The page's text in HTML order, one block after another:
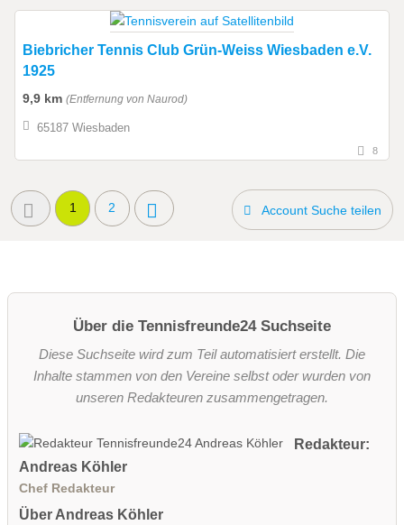
Biebricher Tennis Club Grün-Weiss Wiesbaden e.V.
1925
9,9 km (Entfernung von Naurod)
65187 Wiesbaden
8
1 2 Account Suche teilen
Über die Tennisfreunde24 Suchseite
Diese Suchseite wird zum Teil automatisiert erstellt. Die
Inhalte stammen von den Vereine selbst oder wurden von
unseren Redakteuren zusammengetragen.
Redakteur:
Andreas Köhler
Chef Redakteur
Über Andreas Köhler